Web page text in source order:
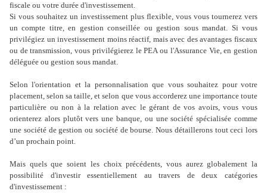
fiscale ou votre durée d'investissement.
Si vous souhaitez un investissement plus flexible, vous vous tournerez vers
un compte titre, en gestion conseillée ou gestion sous mandat. Si vous
privilégiez un investissement moins réactif, mais avec des avantages fiscaux
ou de transmission, vous privilégierez le PEA ou l'Assurance Vie, en gestion
déléguée ou gestion sous mandat.
Selon l'orientation et la personnalisation que vous souhaitez pour votre
placement, selon sa taille, et selon que vous accorderez une importance toute
particulière ou non à la relation avec le gérant de vos avoirs, vous vous
orienterez alors plutôt vers une banque, ou une société spécialisée comme
une société de gestion ou société de bourse. Nous détaillerons tout ceci lors
d’un prochain point.
Mais quels que soient les choix précédents, vous aurez globalement la
possibilité d'investir essentiellement au travers de deux catégories
d'investissement :